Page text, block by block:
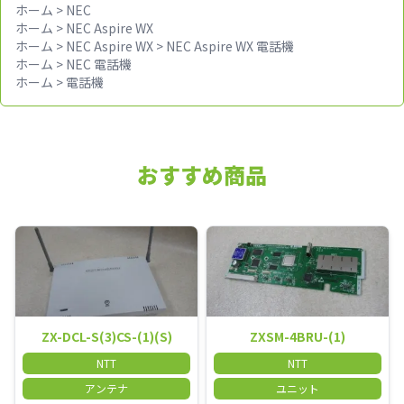
ホーム > NEC
ホーム > NEC Aspire WX
ホーム > NEC Aspire WX > NEC Aspire WX 電話機
ホーム > NEC 電話機
ホーム > 電話機
おすすめ商品
ZX-DCL-S(3)CS-(1)(S)
NTT
アンテナ
ZXSM-4BRU-(1)
NTT
ユニット